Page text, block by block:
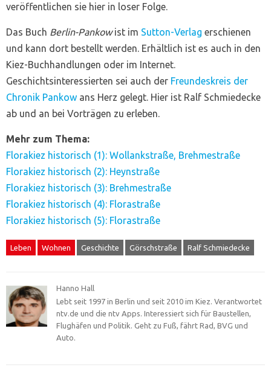
veröffentlichen sie hier in loser Folge.
Das Buch Berlin-Pankowist im Sutton-Verlag erschienen
und kann dort bestellt werden. Erhältlich ist es auch in den
Kiez-Buchhandlungen oder im Internet.
Geschichtsinteressierten sei auch der Freundeskreis der
Chronik Pankow ans Herz gelegt. Hier ist Ralf Schmiedecke
ab und an bei Vorträgen zu erleben.
Mehr zum Thema:
Florakiez historisch (1): Wollankstraße, Brehmestraße
Florakiez historisch (2): Heynstraße
Florakiez historisch (3): Brehmestraße
Florakiez historisch (4): Florastraße
Florakiez historisch (5): Florastraße
Leben Wohnen Geschichte Görschstraße Ralf Schmiedecke
Hanno Hall
Lebt seit 1997 in Berlin und seit 2010 im Kiez. Verantwortet
ntv.de und die ntv Apps. Interessiert sich für Baustellen,
Flughäfen und Politik. Geht zu Fuß, fährt Rad, BVG und
Auto.